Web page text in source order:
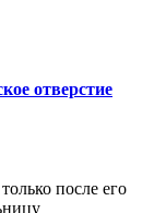
отверстие
после его